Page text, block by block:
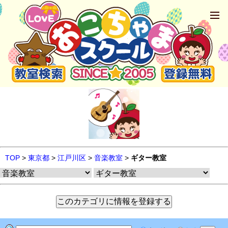
TOP > 東京都 > 江戸川区 > 音楽教室 > ギター教室